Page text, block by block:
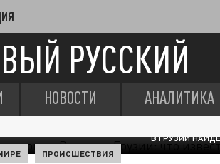
РУССКИЙ
НОВОСТИ АНАЛИТИКА
В ГРУЗИИ
ПРОИСШЕСТВИЯ